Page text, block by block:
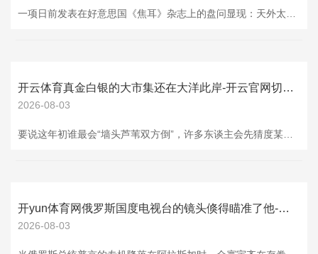
开云体育真金白银的大市集还在大洋此岸-开云官网切尔西赞助商(2025已更新(最新/官方/入口)
2026-08-03
开yun体育网俄罗斯国度电视台的镜头倏得瞄准了他-开云官网切尔西赞助商(2025已更新(最新/官方/入口)
2026-08-03